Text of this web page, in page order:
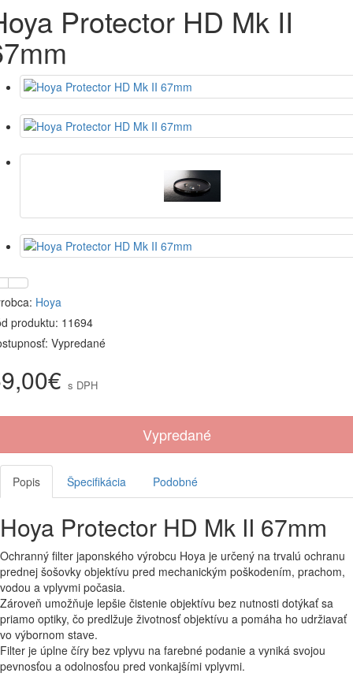
Protector HD Mk II
Hoya
produktu: 11694
Vypredané
s DPH
Vypredané
Popis Špecifikácia Podobné
Hoya Protector HD Mk II 67mm
Ochranný filter japonského výrobcu Hoya je určený na trvalú ochranu
prednej šošovky objektívu pred mechanickým poškodením, prachom,
vodou a vplyvmi počasia.
Zároveň umožňuje lepšie čistenie objektívu bez nutnosti dotýkať sa
priamo optiky, čo predlžuje životnosť objektívu a pomáha ho udržiavať
vo výbornom stave.
Filter je úplne číry bez vplyvu na farebné podanie a vyniká svojou
pevnosťou a odolnosťou pred vonkajšími vplyvmi.